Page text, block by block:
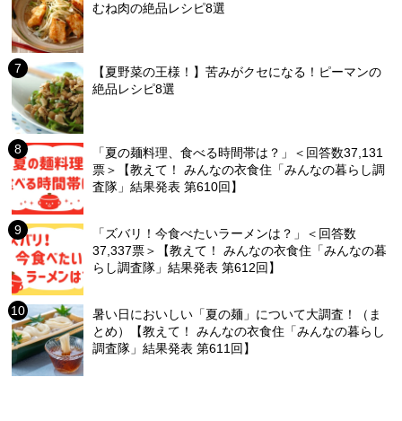
むね肉の絶品レシピ8選
【夏野菜の王様！】苦みがクセになる！ピーマンの
絶品レシピ8選
「夏の麺料理、食べる時間帯は？」＜回答数37,131
票＞【教えて！ みんなの衣食住「みんなの暮らし調
査隊」結果発表 第610回】
「ズバリ！今食べたいラーメンは？」＜回答数
37,337票＞【教えて！ みんなの衣食住「みんなの暮
らし調査隊」結果発表 第612回】
暑い日においしい「夏の麺」について大調査！（ま
とめ）【教えて！ みんなの衣食住「みんなの暮らし
調査隊」結果発表 第611回】